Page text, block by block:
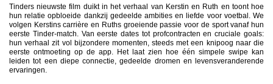
Tinders nieuwste film duikt in het verhaal van Kerstin en Ruth en toont hoe
hun relatie opbloeide dankzij gedeelde ambities en liefde voor voetbal. We
volgen Kerstins carrière en Ruths groeiende passie voor de sport vanaf hun
eerste Tinder-match. Van eerste dates tot profcontracten en cruciale goals:
hun verhaal zit vol bijzondere momenten, steeds met een knipoog naar die
eerste ontmoeting op de app. Het laat zien hoe één simpele swipe kan
leiden tot een diepe connectie, gedeelde dromen en levensveranderende
ervaringen.